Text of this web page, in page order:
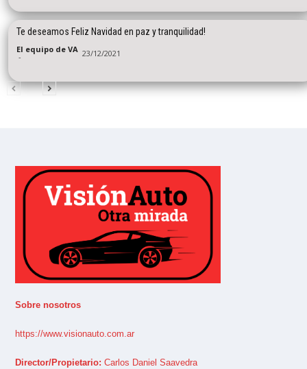
Te deseamos Feliz Navidad en paz y tranquilidad!
El equipo de VA
- 23/12/2021
Sobre nosotros
https://www.visionauto.com.ar
Director/Propietario: Carlos Daniel Saavedra